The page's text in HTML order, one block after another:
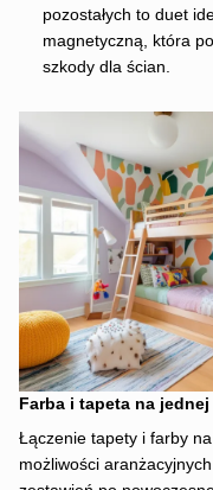
pozostałych to duet
magnetyczną, która
szkody dla ścian.
Farba i tapeta na
Łączenie tapety i farby
możliwości